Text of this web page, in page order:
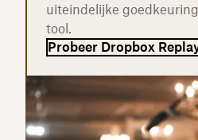
uiteindelijke
tool.
Probeer Dropbox